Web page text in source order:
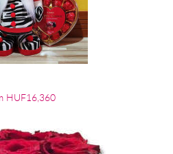
HUF16,360